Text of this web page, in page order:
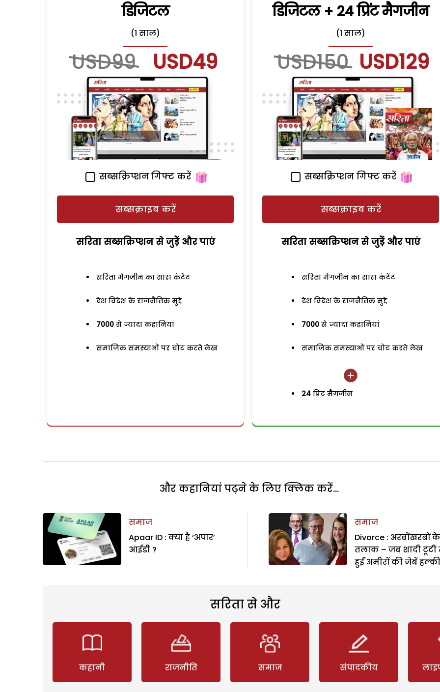
डिजिटल
(1 साल)
USD99 USD49
सब्सक्रिप्शन गिफ्ट करें
सब्सक्राइब करें
सरिता सब्सक्रिप्शन से जुड़ेें और पाएं
सरिता मैगजीन का सारा कंटेंट
देश विदेश के राजनैतिक मुद्दे
7000 से ज्यादा कहानियां
समाजिक समस्याओं पर चोट करते लेख
डिजिटल + 24 प्रिंट मैगजीन
(1 साल)
USD150 USD129
सब्सक्रिप्शन गिफ्ट करें
सब्सक्राइब करें
सरिता सब्सक्रिप्शन से जुड़ेें और पाएं
सरिता मैगजीन का सारा कंटेंट
देश विदेश के राजनैतिक मुद्दे
7000 से ज्यादा कहानियां
समाजिक समस्याओं पर चोट करते लेख
24 प्रिंट मैगजीन
और कहानियां पढ़ने के लिए क्लिक करें...
समाज
Apaar ID : क्या है ‘अपार’
आईडी ?
समाज
Divorce : अरबोंखरबों के
तलाक – जब शादी टूटी
हुईं अमीरों की जेबें हल्कीं
सरिता से और
कहानी राजनीति समाज संपादकीय